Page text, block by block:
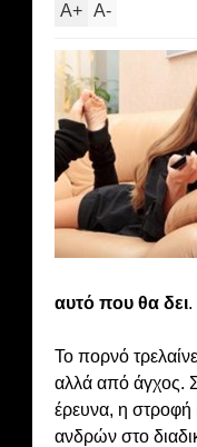
A+ A-
αυτό που θα δει.
Το πoρνό
αλλά από άγχος.
έρευνα, η
ανδρών στο